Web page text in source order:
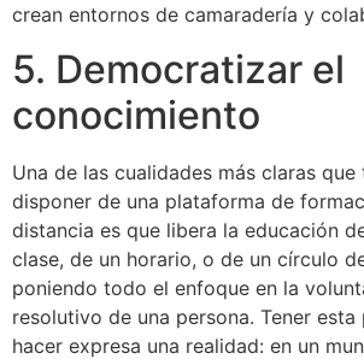
crean entornos de camaradería y
5. Democratizar el
conocimiento
Una de las cualidades más claras
disponer de una plataforma de
distancia es que libera la educación
clase, de un horario, o de un círculo
poniendo todo el enfoque en la
resolutivo de una persona. Tener
hacer expresa una realidad: en un